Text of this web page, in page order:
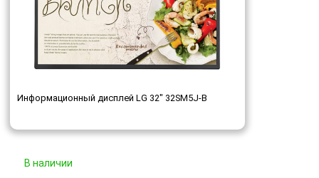
Информационный дисплей LG 32" 32SM5J-B
В наличии